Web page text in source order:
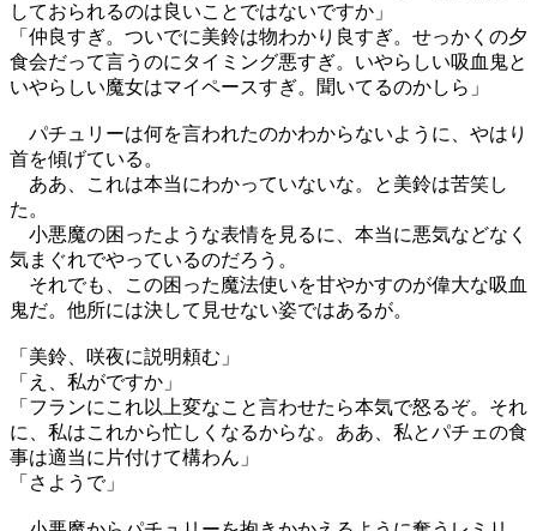
しておられるのは良いことではないですか」
「仲良すぎ。ついでに美鈴は物わかり良すぎ。せっかくの夕
食会だって言うのにタイミング悪すぎ。いやらしい吸血鬼と
いやらしい魔女はマイペースすぎ。聞いてるのかしら」
パチュリーは何を言われたのかわからないように、やはり
首を傾げている。
ああ、これは本当にわかっていないな。と美鈴は苦笑し
た。
小悪魔の困ったような表情を見るに、本当に悪気などなく
気まぐれでやっているのだろう。
それでも、この困った魔法使いを甘やかすのが偉大な吸血
鬼だ。他所には決して見せない姿ではあるが。
「美鈴、咲夜に説明頼む」
「え、私がですか」
「フランにこれ以上変なこと言わせたら本気で怒るぞ。それ
に、私はこれから忙しくなるからな。ああ、私とパチェの食
事は適当に片付けて構わん」
「さようで」